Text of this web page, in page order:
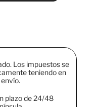
Los impuestos se
teniendo en
plazo de 24/48